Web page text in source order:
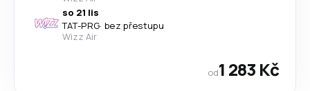
so 21 lis
TAT-PRG· bez přestupu
Wizz Air
od1 283 Kč